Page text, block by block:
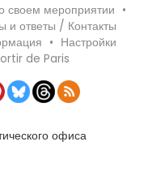
своем мероприятии •
и ответы / Контакты
• Настройки
de Paris
офиса